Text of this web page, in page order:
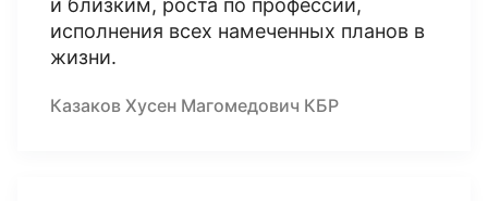
и близким, роста по профессии,
исполнения всех намеченных планов в
жизни.
Казаков Хусен Магомедович КБР